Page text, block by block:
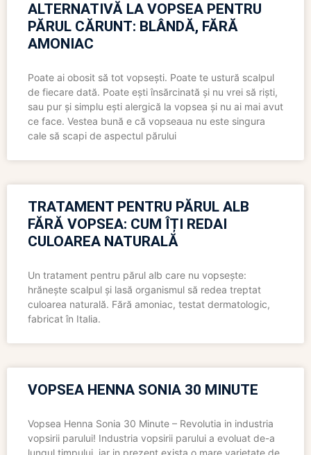
ALTERNATIVĂ LA VOPSEA PENTRU
PĂRUL CĂRUNT: BLÂNDĂ, FĂRĂ
AMONIAC
Poate ai obosit să tot vopsești. Poate te ustură scalpul
de fiecare dată. Poate ești însărcinată și nu vrei să riști,
sau pur și simplu ești alergică la vopsea și nu ai mai avut
ce face. Vestea bună e că vopseaua nu este singura
cale să scapi de aspectul părului
TRATAMENT PENTRU PĂRUL ALB
FĂRĂ VOPSEA: CUM ÎȚI REDAI
CULOAREA NATURALĂ
Un tratament pentru părul alb care nu vopsește:
hrănește scalpul și lasă organismul să redea treptat
culoarea naturală. Fără amoniac, testat dermatologic,
fabricat în Italia.
VOPSEA HENNA SONIA 30 MINUTE
Vopsea Henna Sonia 30 Minute – Revolutia in industria
vopsirii parului! Industria vopsirii parului a evoluat de-a